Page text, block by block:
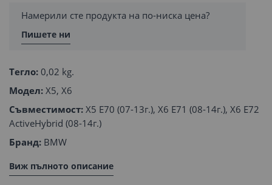
Намерили сте продукта на по-ниска цена?
Пишете ни
Тегло: 0,02 kg.
Модел: X5, X6
Съвместимост: X5 E70 (07-13г.), X6 E71 (08-14г.), X6 E72
ActiveHybrid (08-14г.)
Бранд: BMW
Виж пълното описание